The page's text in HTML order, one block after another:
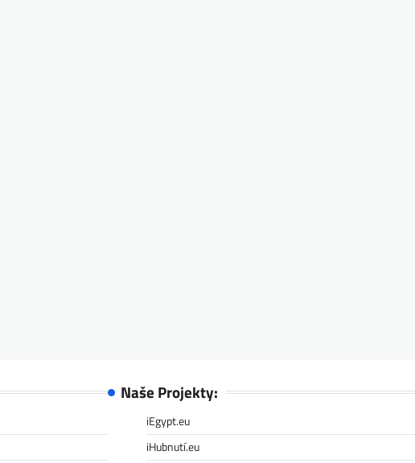
Naše Projekty:
iEgypt.eu
iHubnutí.eu